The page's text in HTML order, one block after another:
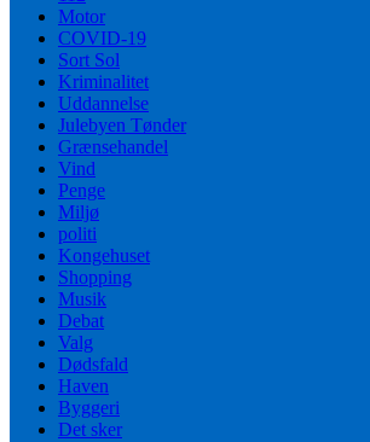
Motor
COVID-19
Sort Sol
Kriminalitet
Uddannelse
Julebyen Tønder
Grænsehandel
Vind
Penge
Miljø
politi
Kongehuset
Shopping
Musik
Debat
Valg
Dødsfald
Haven
Byggeri
Det sker